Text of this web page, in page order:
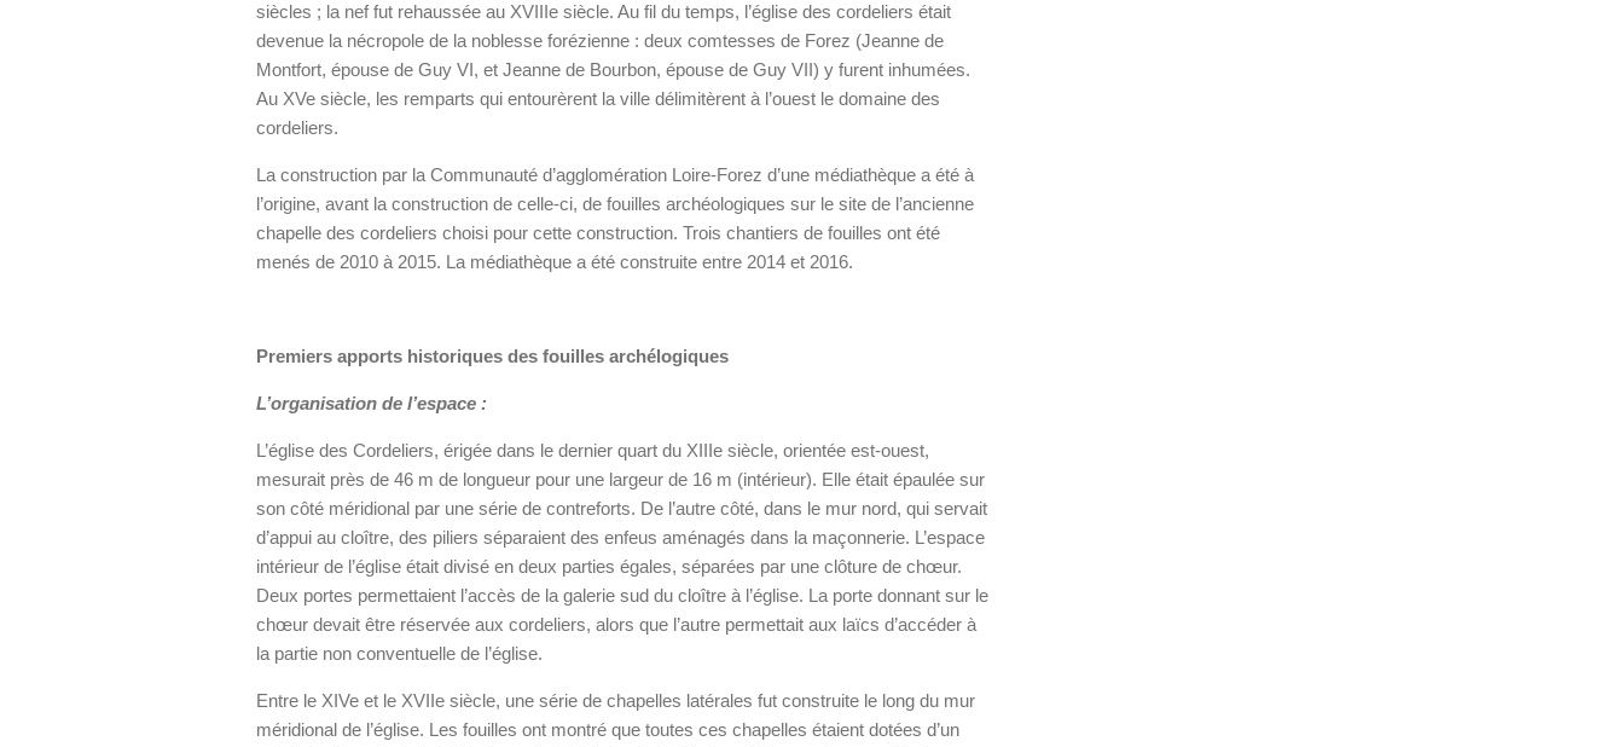
siècles ; la nef fut rehaussée au XVIIIe siècle. Au fil du temps, l’église des cordeliers était
devenue la nécropole de la noblesse forézienne : deux comtesses de Forez (Jeanne de
Montfort, épouse de Guy VI, et Jeanne de Bourbon, épouse de Guy VII) y furent inhumées.
Au XVe siècle, les remparts qui entourèrent la ville délimitèrent à l’ouest le domaine des
cordeliers.
La construction par la Communauté d’agglomération Loire-Forez d’une médiathèque a été à
l’origine, avant la construction de celle-ci, de fouilles archéologiques sur le site de l’ancienne
chapelle des cordeliers choisi pour cette construction. Trois chantiers de fouilles ont été
menés de 2010 à 2015. La médiathèque a été construite entre 2014 et 2016.
Premiers apports historiques des fouilles archélogiques
L’organisation de l’espace :
L’église des Cordeliers, érigée dans le dernier quart du XIIIe siècle, orientée est-ouest,
mesurait près de 46 m de longueur pour une largeur de 16 m (intérieur). Elle était épaulée sur
son côté méridional par une série de contreforts. De l’autre côté, dans le mur nord, qui servait
d’appui au cloître, des piliers séparaient des enfeus aménagés dans la maçonnerie. L’espace
intérieur de l’église était divisé en deux parties égales, séparées par une clôture de chœur.
Deux portes permettaient l’accès de la galerie sud du cloître à l’église. La porte donnant sur le
chœur devait être réservée aux cordeliers, alors que l’autre permettait aux laïcs d’accéder à
la partie non conventuelle de l’église.
Entre le XIVe et le XVIIe siècle, une série de chapelles latérales fut construite le long du mur
méridional de l’église. Les fouilles ont montré que toutes ces chapelles étaient dotées d’un